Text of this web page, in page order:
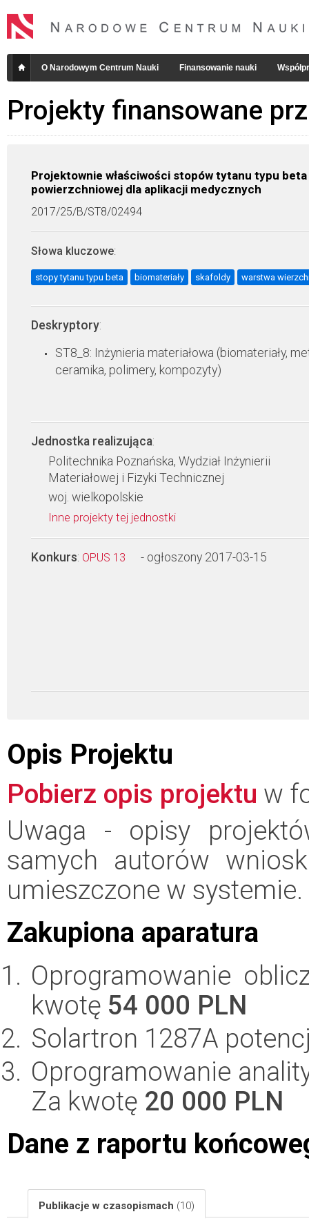
O Narodowym Centrum Nauki Finansowanie nauki
Projekty finansowane
Projektownie właściwości stopów tytanu typu
powierzchniowej dla aplikacji medycznych
2017/25/B/ST8/02494
Słowa kluczowe:
stopy tytanu typu beta biomateriały skafoldy warstwa
Deskryptory:
ST8_8: Inżynieria materiałowa (biomateriały,
ceramika, polimery, kompozyty)
Jednostka realizująca:
Politechnika Poznańska, Wydział Inżynierii
Materiałowej i Fizyki Technicznej
woj. wielkopolskie
Inne projekty tej jednostki
Konkurs: OPUS 13 - ogłoszony 2017-03-15
Opis Projektu
Pobierz opis projektu w
Uwaga - opisy
samych autorów
umieszczone w systemie.
Zakupiona aparatura
Oprogramowanie
kwotę 54 000 PLN
Solartron 1287A
Oprogramowanie
Za kwotę 20 000 PLN
Dane z raportu
Publikacje w czasopismach (10)